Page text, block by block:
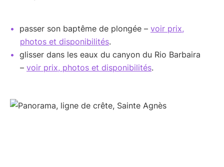
passer son baptême de plongée – voir prix,
photos et disponibilités.
glisser dans les eaux du canyon du Rio Barbaira
– voir prix, photos et disponibilités.